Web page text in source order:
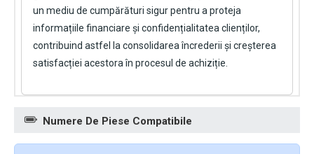
un mediu de cumpărături sigur pentru a proteja
informațiile financiare și confidențialitatea clienților,
contribuind astfel la consolidarea încrederii și creșterea
satisfacției acestora în procesul de achiziție.
Numere De Piese Compatibile